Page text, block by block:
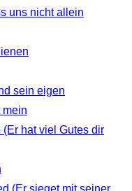
uns nicht allein
sein eigen
mein
hat viel Gutes dir